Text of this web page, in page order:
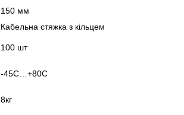
150 мм
Кабельна стяжка з кільцем
100 шт
-45С…+80С
8кг